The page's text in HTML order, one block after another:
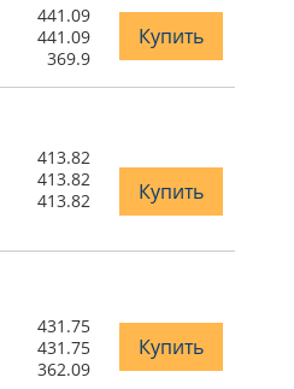
441.09
441.09
369.9
Купить
413.82
413.82
413.82 Купить
431.75
431.75
362.09
Купить